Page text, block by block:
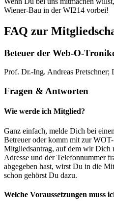
Wiener-Bau in der WI214 vorbei!
FAQ zur
Beteuer der Web-O-
Prof. Dr.-Ing. Andreas
Fragen & Antworten
Wie werde ich Mitglied?
Ganz einfach, melde Dich bei
Betreuer oder komm mit zur
Mitgliedsantrag, auf dem wir Dich
Adresse und der Telefonnummer
abgegeben hast, wirst Du in die
schon gehörst Du dazu.
Welche Voraussetzungen muss